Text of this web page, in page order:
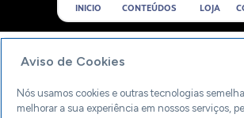
INICIO CONTEÚDOS LOJA
Aviso de Cookies
Nós usamos cookies e outras tecnologias
melhorar a sua experiência em nossos serviços,